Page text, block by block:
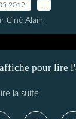
Ciné Alain
pour lire
la suite